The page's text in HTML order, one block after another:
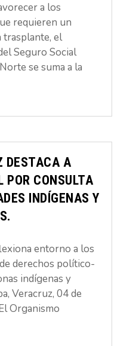
a los
requieren un
trasplante, el
Seguro Social
se suma a la
DESTACA A
POR CONSULTA
INDÍGENAS Y
entorno a los
derechos político-
indígenas y
Veracruz, 04 de
Organismo